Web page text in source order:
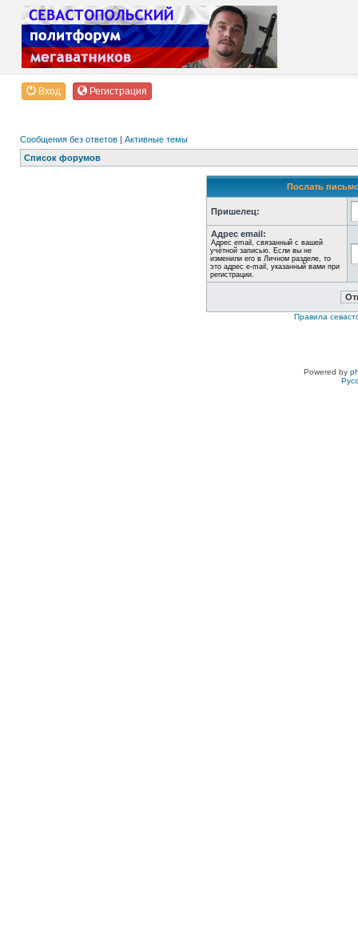
Вход Регистрация
Сообщения без ответов | Активные темы
Список форумов
Послать
Пришелец:
Адрес email:
Адрес email, связанный с вашей
учётной записью. Если вы не
изменили его в Личном разделе, то
это адрес e-mail, указанный вами при
регистрации.
Правила
Powered by